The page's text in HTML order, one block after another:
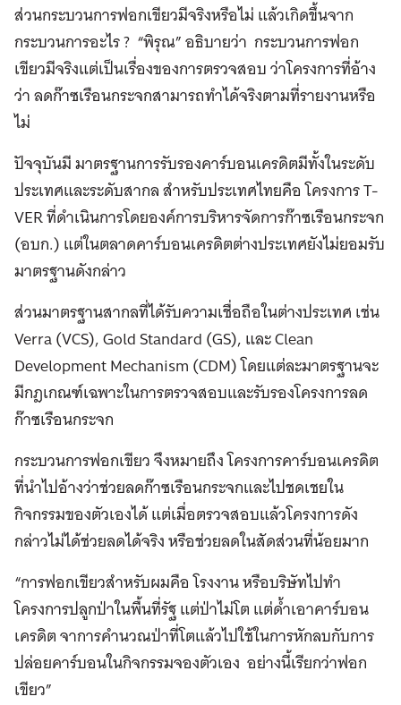
ส่วนกระบวนการฟอกเขียวมีจริงหรือไม่ แล้วเกิดขึ้นจาก
กระบวนการอะไร ? “พิรุณ” อธิบายว่า กระบวนการฟอก
เขียวมีจริงแต่เป็นเรื่องของการตรวจสอบ ว่าโครงการที่อ้าง
ว่า ลดก๊าซเรือนกระจกสามารถทำได้จริงตามที่รายงานหรือ
ไม่
ปัจจุบันมี มาตรฐานการรับรองคาร์บอนเครดิตมีทั้งในระดับ
ประเทศและระดับสากล สำหรับประเทศไทยคือ โครงการ T-
VER ที่ดำเนินการโดยองค์การบริหารจัดการก๊าซเรือนกระจก
(อบก.) แต่ในตลาดคาร์บอนเครดิตต่างประเทศยังไม่ยอมรับ
มาตรฐานดังกล่าว
ส่วนมาตรฐานสากลที่ได้รับความเชื่อถือในต่างประเทศ เช่น
Verra (VCS), Gold Standard (GS), และ Clean
Development Mechanism (CDM) โดยแต่ละมาตรฐานจะ
มีกฎเกณฑ์เฉพาะในการตรวจสอบและรับรองโครงการลด
ก๊าซเรือนกระจก
กระบวนการฟอกเขียว จึงหมายถึง โครงการคาร์บอนเครดิต
ที่นำไปอ้างว่าช่วยลดก๊าซเรือนกระจกและไปชดเชยใน
กิจกรรมของตัวเองได้ แต่เมื่อตรวจสอบแล้วโครงการดัง
กล่าวไม่ได้ช่วยลดได้จริง หรือช่วยลดในสัดส่วนที่น้อยมาก
“การฟอกเขียวสำหรับผมคือ โรงงาน หรือบริษัทไปทำ
โครงการปลูกป่าในพื้นที่รัฐ แต่ป่าไม่โต แต่ด้ำเอาคาร์บอน
เครดิต จาการคำนวณป่าที่โตแล้วไปใช้ในการหักลบกับการ
ปล่อยคาร์บอนในกิจกรรมจองตัวเอง อย่างนี้เรียกว่าฟอก
เขียว”